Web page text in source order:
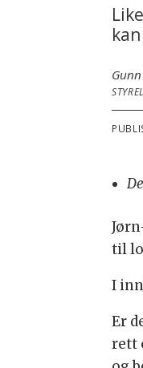
til
I
Er
rett